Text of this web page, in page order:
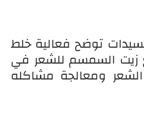
توضح فعالية خلط
زيت السمسم للشعر في
ومعالجة مشاكله